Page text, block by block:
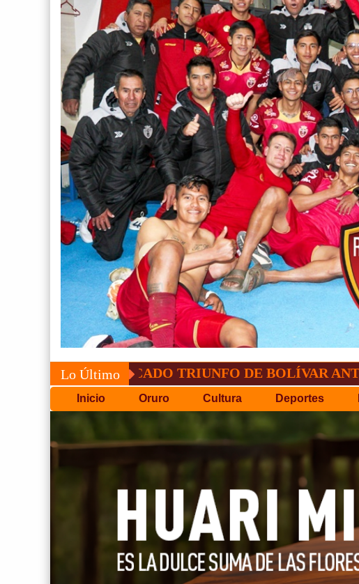
Lo Último CONVOCATORIA DEL C.P.D.O.
Inicio Oruro Cultura Deportes